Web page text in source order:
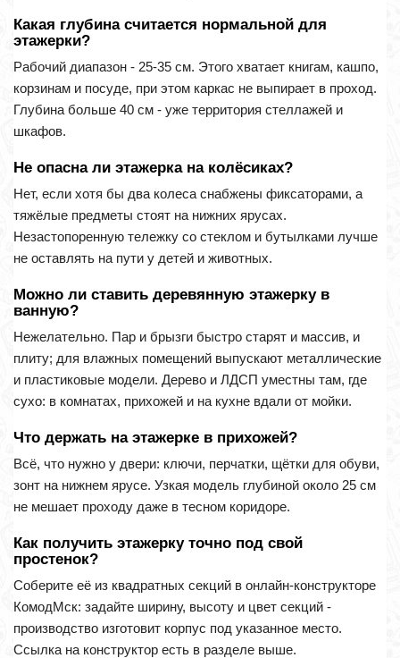
Какая глубина считается нормальной для
этажерки?
Рабочий диапазон - 25-35 см. Этого хватает книгам, кашпо,
корзинам и посуде, при этом каркас не выпирает в проход.
Глубина больше 40 см - уже территория стеллажей и
шкафов.
Не опасна ли этажерка на колёсиках?
Нет, если хотя бы два колеса снабжены фиксаторами, а
тяжёлые предметы стоят на нижних ярусах.
Незастопоренную тележку со стеклом и бутылками лучше
не оставлять на пути у детей и животных.
Можно ли ставить деревянную этажерку в
ванную?
Нежелательно. Пар и брызги быстро старят и массив, и
плиту; для влажных помещений выпускают металлические
и пластиковые модели. Дерево и ЛДСП уместны там, где
сухо: в комнатах, прихожей и на кухне вдали от мойки.
Что держать на этажерке в прихожей?
Всё, что нужно у двери: ключи, перчатки, щётки для обуви,
зонт на нижнем ярусе. Узкая модель глубиной около 25 см
не мешает проходу даже в тесном коридоре.
Как получить этажерку точно под свой
простенок?
Соберите её из квадратных секций в онлайн-конструкторе
КомодМск: задайте ширину, высоту и цвет секций -
производство изготовит корпус под указанное место.
Ссылка на конструктор есть в разделе выше.